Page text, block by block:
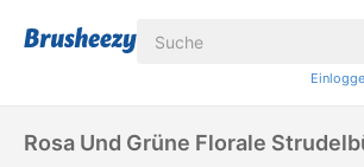
Rosa Und Grüne Florale